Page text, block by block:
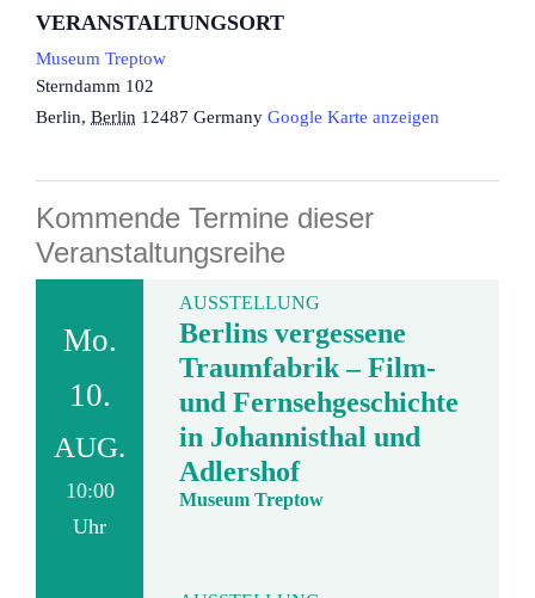
VERANSTALTUNGSORT
Museum Treptow
Sterndamm 102
Berlin, Berlin 12487 Germany Google Karte anzeigen
Kommende Termine dieser
Veranstaltungsreihe
Mo.
10.
AUG.
10:00
Uhr
AUSSTELLUNG
Berlins vergessene
Traumfabrik – Film-
und Fernsehgeschichte
in Johannisthal und
Adlershof
Museum Treptow